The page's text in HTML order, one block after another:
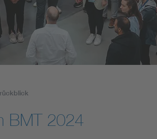
Energy storage
Functional safety
BMT 2024